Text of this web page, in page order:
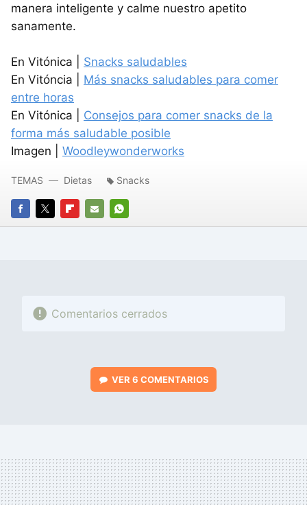
manera inteligente y calme nuestro apetito
sanamente.
En Vitónica | Snacks saludables
En Vitóncia | Más snacks saludables para comer
entre horas
En Vitónica | Consejos para comer snacks de la
forma más saludable posible
Imagen | Woodleywonderworks
FACEBOOK
TWITTERFLIPBOARD
E-
WHATSAPP
TEMAS Dietas Snacks
Comentarios cerrados
VER 6 COMENTARIOS